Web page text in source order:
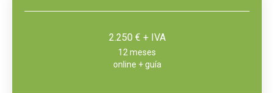
2.250 € + IVA
12 meses
online + guía